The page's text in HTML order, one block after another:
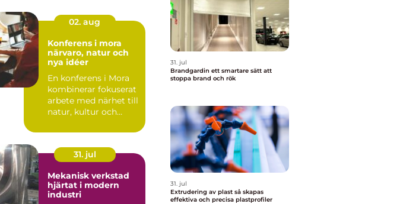
02. aug
Konferens i mora
närvaro, natur och
nya idéer
En konferens i Mora
kombinerar fokuserat
arbete med närhet till
natur, kultur och
31. jul
Mekanisk verkstad
hjärtat i modern
industri
31. jul
Brandgardin ett smartare sätt att
stoppa brand och rök
31. jul
Extrudering av plast så skapas
effektiva och precisa plastprofiler